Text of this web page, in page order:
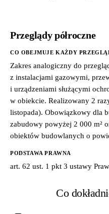
Przeglądy półroczne
CO OBEJMUJE KAŻDY
Zakres analogiczny do
z instalacjami gazowymi,
i urządzeniami służącymi
w obiekcie. Realizowany 2
listopada). Obowiązkowy dla
zabudowy powyżej 2 000 m²
obiektów budowlanych o
PODSTAWA PRAWNA
art. 62 ust. 1 pkt 3 ustawy
Co